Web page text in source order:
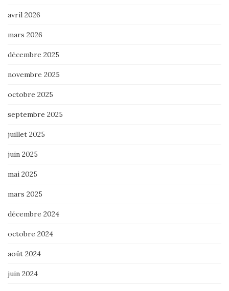
avril 2026
mars 2026
décembre 2025
novembre 2025
octobre 2025
septembre 2025
juillet 2025
juin 2025
mai 2025
mars 2025
décembre 2024
octobre 2024
août 2024
juin 2024